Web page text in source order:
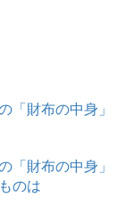
「財布の中身」
「財布の中身」
のは